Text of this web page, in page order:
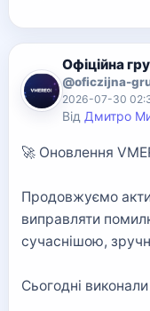
Офіційна
@oficzijna-
2026-07-30
Від Дмитро
🚀 Оновлення
Продовжуємо
виправляти
сучаснішою,
Сьогодні